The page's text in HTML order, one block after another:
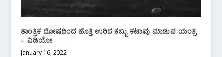
ತಾಂತ್ರಿಕ ದೋಷದಿಂದ ಹೊತ್ತಿ ಉರಿದ ಕಬ್ಬು ಕಟಾವು ಮಾಡುವ ಯಂತ್ರ
– ವಿಡಿಯೋ
January 16, 2022